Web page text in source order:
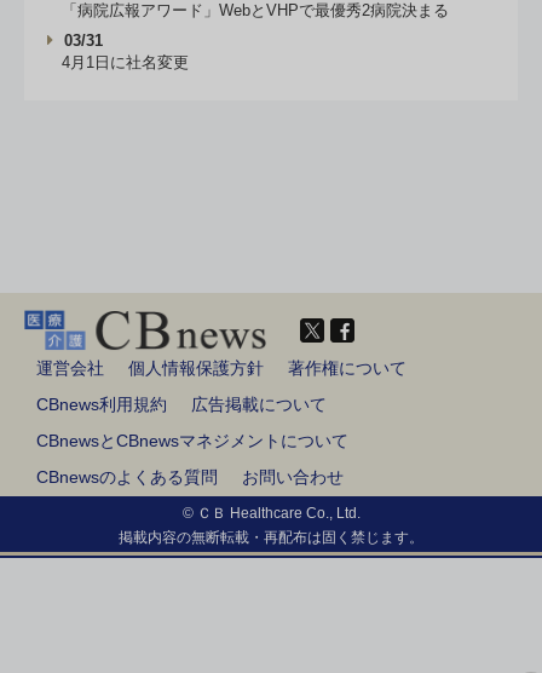
「病院広報アワード」WebとVHPで最優秀2病院決まる
03/31
4月1日に社名変更
運営会社 個人情報保護方針
著作権について
CBnews利用規約
広告掲載について
CBnewsとCBnewsマネジメントについて
CBnewsのよくある質問
お問い合わせ
© ＣＢ Healthcare Co., Ltd.
掲載内容の無断転載・再配布は固く禁じます。